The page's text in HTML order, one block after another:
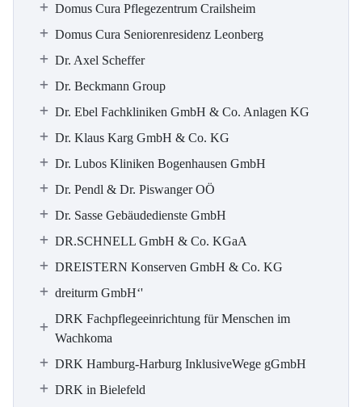
Domus Cura Pflegezentrum Crailsheim
Domus Cura Seniorenresidenz Leonberg
Dr. Axel Scheffer
Dr. Beckmann Group
Dr. Ebel Fachkliniken GmbH & Co. Anlagen KG
Dr. Klaus Karg GmbH & Co. KG
Dr. Lubos Kliniken Bogenhausen GmbH
Dr. Pendl & Dr. Piswanger OÖ
Dr. Sasse Gebäudedienste GmbH
DR.SCHNELL GmbH & Co. KGaA
DREISTERN Konserven GmbH & Co. KG
dreiturm GmbH‘'
DRK Fachpflegeeinrichtung für Menschen im
Wachkoma
DRK Hamburg-Harburg InklusiveWege gGmbH
DRK in Bielefeld